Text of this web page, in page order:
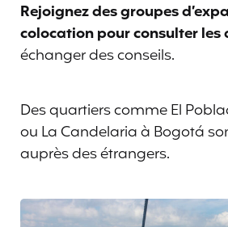
Rejoignez des groupes
colocation pour consulter les
échanger des conseils.
Des quartiers comme El
ou La Candelaria à Bogotá
auprès des étrangers.